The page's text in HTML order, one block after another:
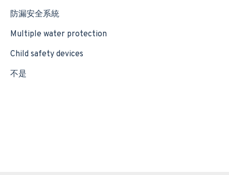
防漏安全系統
Multiple water protection
Child safety devices
不是